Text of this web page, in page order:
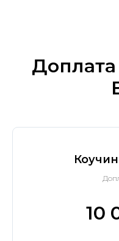
Доплата
10